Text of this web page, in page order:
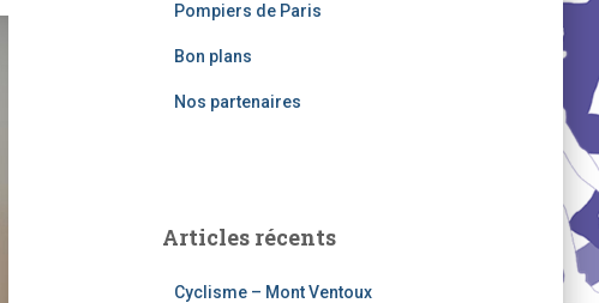
Pompiers de Paris
Bon plans
Nos partenaires
Articles récents
Cyclisme – Mont Ventoux